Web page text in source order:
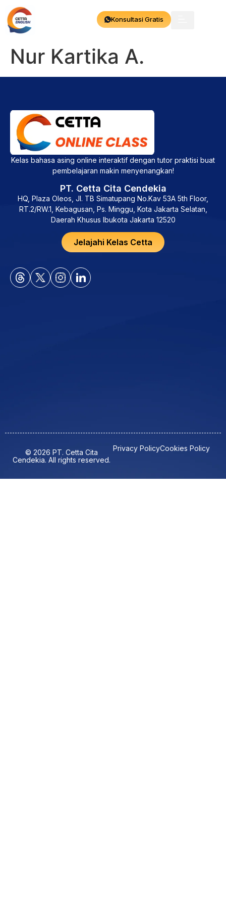
Konsultasi Gratis
Nur Kartika A.
Kelas bahasa asing online interaktif dengan tutor praktisi buat
pembelajaran makin menyenangkan!
PT. Cetta Cita Cendekia
HQ, Plaza Oleos, Jl. TB Simatupang No.Kav 53A 5th Floor,
RT.2/RW.1, Kebagusan, Ps. Minggu, Kota Jakarta Selatan,
Daerah Khusus Ibukota Jakarta 12520
Jelajahi Kelas Cetta
© 2026 PT. Cetta Cita
Cendekia. All rights reserved.
Privacy PolicyCookies Policy